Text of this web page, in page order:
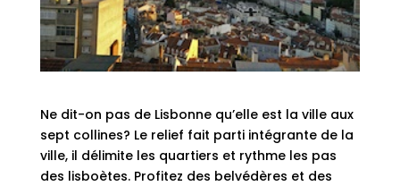
Ne dit-on pas de Lisbonne qu’elle est la ville aux
sept collines? Le relief fait parti intégrante de la
ville, il délimite les quartiers et rythme les pas
des lisboètes. Profitez des belvédères et des